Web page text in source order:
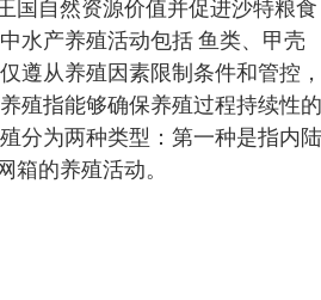
国自然资源价值并促进沙特粮食
水产养殖活动包括 鱼类、甲壳
遵从养殖因素限制条件和管控，
殖指能够确保养殖过程持续性的
分为两种类型：第一种是指内陆
的养殖活动。